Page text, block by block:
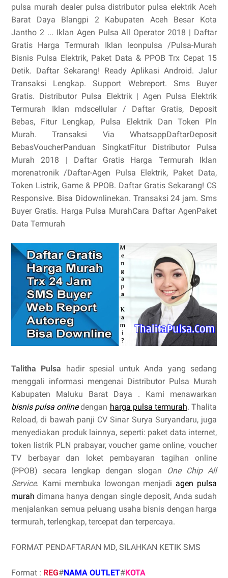
pulsa murah dealer pulsa distributor pulsa elektrik Aceh
Barat Daya Blangpi 2 Kabupaten Aceh Besar Kota
Jantho 2 ... Iklan Agen Pulsa All Operator 2018 | Daftar
Gratis Harga Termurah‎ Iklan leonpulsa /Pulsa-Murah‎
Bisnis Pulsa Elektrik, Paket Data & PPOB Trx Cepat 15
Detik. Daftar Sekarang! Ready Aplikasi Android. Jalur
Transaksi Lengkap. Support Webreport. Sms Buyer
Gratis. Distributor Pulsa Elektrik | Agen Pulsa Elektrik
Termurah‎ Iklan mdscellular /‎ Daftar Gratis, Deposit
Bebas, Fitur Lengkap, Pulsa Elektrik Dan Token Pln
Murah. Transaksi Via WhatsappDaftarDeposit
BebasVoucherPanduan SingkatFitur Distributor Pulsa
Murah 2018 | Daftar Gratis Harga Termurah‎ Iklan
morenatronik /Daftar-Agen‎ Pulsa Elektrik, Paket Data,
Token Listrik, Game & PPOB. Daftar Gratis Sekarang! CS
Responsive. Bisa Didownlinekan. Transaksi 24 jam. Sms
Buyer Gratis. Harga Pulsa MurahCara Daftar AgenPaket
Data Termurah
Talitha Pulsa hadir spesial untuk Anda yang sedang
menggali informasi mengenai Distributor Pulsa Murah
Kabupaten Maluku Barat Daya . Kami menawarkan
bisnis pulsa onlinedengan harga pulsa termurah. Thalita
Reload, di bawah panji CV Sinar Surya Suryandaru, juga
menyediakan produk lainnya, seperti: paket data internet,
token listrik PLN prabayar, voucher game online, voucher
TV berbayar dan loket pembayaran tagihan online
(PPOB) secara lengkap dengan slogan
One Chip All
Service. Kami membuka lowongan menjadi agen pulsa
murah dimana hanya dengan single deposit, Anda sudah
menjalankan semua peluang usaha bisnis dengan harga
termurah, terlengkap, tercepat dan terpercaya.
FORMAT PENDAFTARAN MD, SILAHKAN KETIK SMS
Format : REG#NAMA OUTLET#KOTA